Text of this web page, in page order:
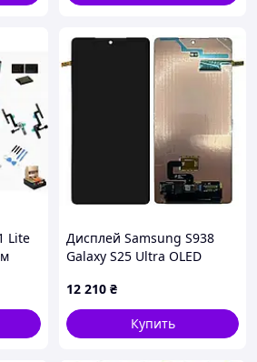
Lite
Дисплей Samsung S938
Galaxy S25 Ultra OLED
12 210 ₴
Купить